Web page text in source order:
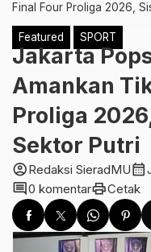
Final Four Proliga 2026,
Featured SPORT
Jakarta
Amankan
Proliga
Sektor Putri
account_circleRedaksi SieradMUcalendar_month
comment0 komentarprintCetak